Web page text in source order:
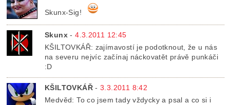
Skunx-Sig!
Skunx -4.3.2011 12:45
KŠILTOVKÁŘ: zajímavostí je podotknout, že u nás
na severu nejvíc začínaj náckovatět právě punkáči
:D
KŠILTOVKÁŘ-3.3.2011 8:42
Medvěd: To co jsem tady vždycky a psal a co si i